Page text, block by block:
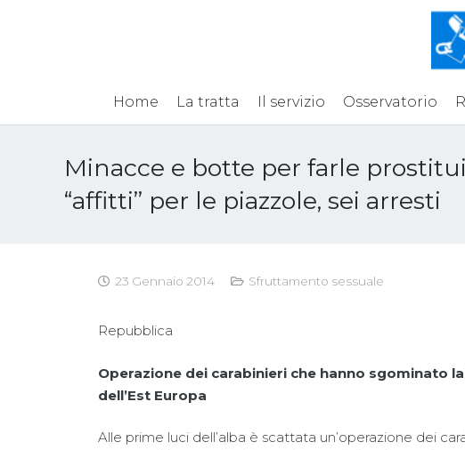
Home La tratta Il servizio Osservatorio
Minacce e botte per farle
“affitti” per le piazzole, sei arresti
23 Gennaio 2014 Sfruttamento sessuale
Repubblica
Operazione dei carabinieri che hanno sgominato
dell’Est Europa
Alle prime luci dell’alba è scattata un’operazione dei